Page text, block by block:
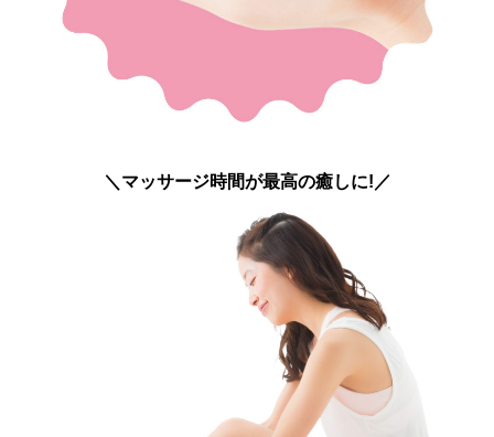
＼マッサージ時間が最高の癒しに!／